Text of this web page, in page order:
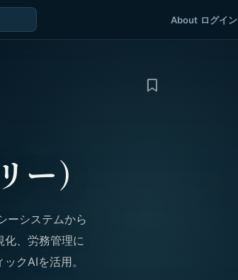
About ログイン
）
ーシステムから
化、労務管理に
クAIを活用。